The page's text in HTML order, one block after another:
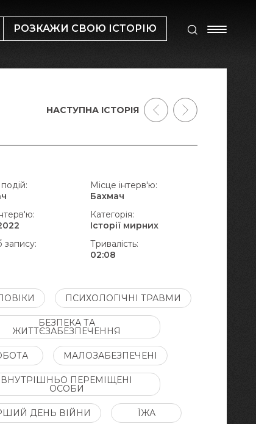
РОЗКАЖИ СВОЮ ІСТОРІЮ
Місце інтерв'ю:
Бахмач
Категорія:
Історії мирних
запису:
Тривалість:
02:08
ПСИХОЛОГІЧНІ ТРАВМИ
БЕЗПЕКА ТА
ЖИТТЄЗАБЕЗПЕЧЕННЯ
МАЛОЗАБЕЗПЕЧЕНІ
ВНУТРІШНЬО ПЕРЕМІЩЕНІ
ОСОБИ
ДЕНЬ ВІЙНИ ЇЖА
НАСТУПНА ІСТОРІЯ